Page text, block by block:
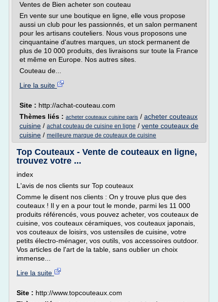
Ventes de Bien acheter son couteau
En vente sur une boutique en ligne, elle vous propose
aussi un club pour les passionnés, et un salon permanent
pour les artisans couteliers. Nous vous proposons une
cinquantaine d'autres marques, un stock permanent de
plus de 10 000 produits, des livraisons sur toute la France
et même en Europe. Nos autres sites.
Couteau de...
Lire la suite
Site : http://achat-couteau.com
Thèmes liés : acheter couteaux cuisine paris / acheter couteaux
cuisine / achat couteau de cuisine en ligne / vente couteaux de
cuisine / meilleure marque de couteaux de cuisine
Top Couteaux - Vente de couteaux en ligne,
trouvez votre ...
index
L'avis de nos clients sur Top couteaux
Comme le disent nos clients : On y trouve plus que des
couteaux ! Il y en a pour tout le monde, parmi les 11 000
produits référencés, vous pouvez acheter, vos couteaux de
cuisine, vos couteaux céramiques, vos couteaux japonais,
vos couteaux de loisirs, vos ustensiles de cuisine, votre
petits électro-ménager, vos outils, vos accessoires outdoor.
Vos articles de l'art de la table, sans oublier un choix
immense...
Lire la suite
Site : http://www.topcouteaux.com